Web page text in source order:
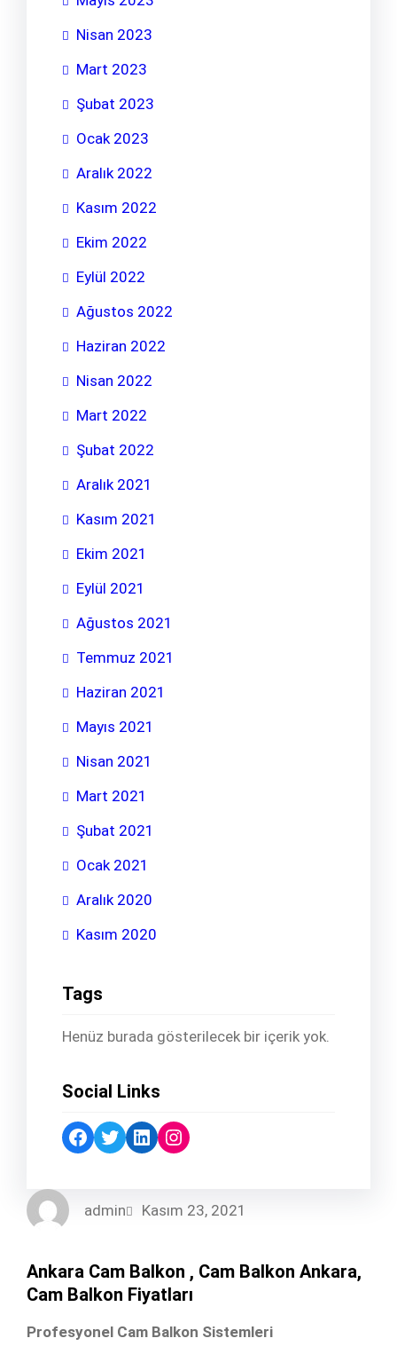
Nisan 2023
Mart 2023
Şubat 2023
Ocak 2023
Aralık 2022
Kasım 2022
Ekim 2022
Eylül 2022
Ağustos 2022
Haziran 2022
Nisan 2022
Mart 2022
Şubat 2022
Aralık 2021
Kasım 2021
Ekim 2021
Eylül 2021
Ağustos 2021
Temmuz 2021
Haziran 2021
Mayıs 2021
Nisan 2021
Mart 2021
Şubat 2021
Ocak 2021
Aralık 2020
Kasım 2020
Tags
Henüz burada gösterilecek bir içerik yok.
Social Links
Facebook Twitter LinkedIn Instagram
admin Kasım 23, 2021
Ankara Cam Balkon , Cam Balkon Ankara,
Cam Balkon Fiyatları
Profesyonel Cam Balkon Sistemleri